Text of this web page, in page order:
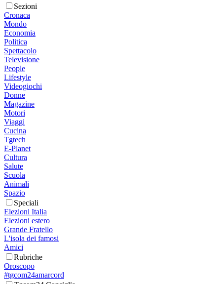
Sezioni
Cronaca
Mondo
Economia
Politica
Spettacolo
Televisione
People
Lifestyle
Videogiochi
Donne
Magazine
Motori
Viaggi
Cucina
Tgtech
E-Planet
Cultura
Salute
Scuola
Animali
Spazio
Speciali
Elezioni Italia
Elezioni estero
Grande Fratello
L'isola dei famosi
Amici
Rubriche
Oroscopo
#tgcom24amarcord